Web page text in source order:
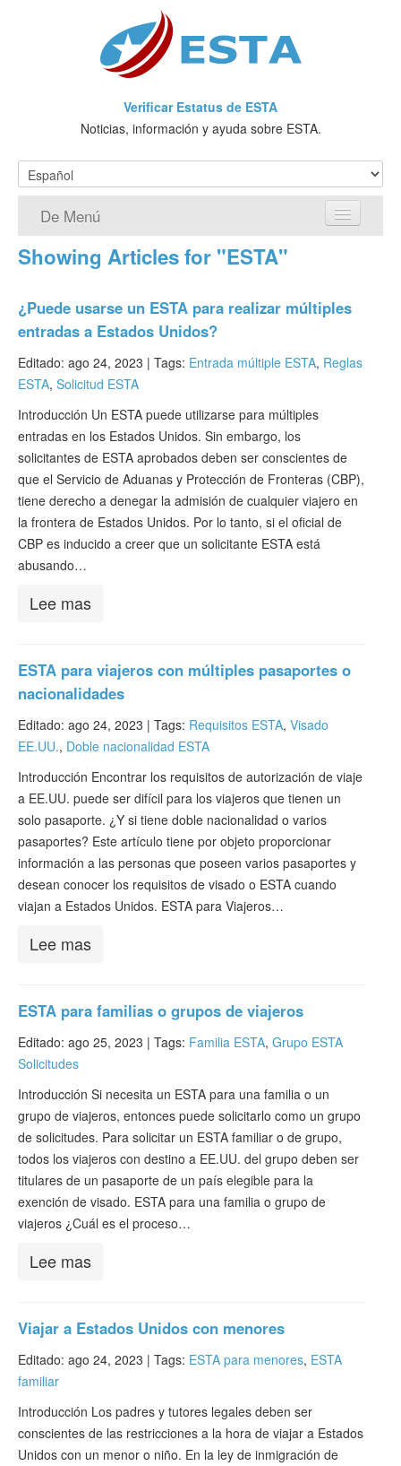
Verificar Estatus de ESTA
Noticias, información y ayuda sobre ESTA.
De Menú
Página de inicio
¿Qué es ESTA?
VWP
Verificar ESTA
ESTA Información
Contacto
Showing Articles for "ESTA"
¿Puede usarse un ESTA para realizar múltiples
entradas a Estados Unidos?
Editado: ago 24, 2023 | Tags: Entrada múltiple ESTA, Reglas
ESTA, Solicitud ESTA
Introducción Un ESTA puede utilizarse para múltiples
entradas en los Estados Unidos. Sin embargo, los
solicitantes de ESTA aprobados deben ser conscientes de
que el Servicio de Aduanas y Protección de Fronteras (CBP),
tiene derecho a denegar la admisión de cualquier viajero en
la frontera de Estados Unidos. Por lo tanto, si el oficial de
CBP es inducido a creer que un solicitante ESTA está
abusando…
Lee mas
ESTA para viajeros con múltiples pasaportes o
nacionalidades
Editado: ago 24, 2023 | Tags: Requisitos ESTA, Visado
EE.UU., Doble nacionalidad ESTA
Introducción Encontrar los requisitos de autorización de viaje
a EE.UU. puede ser difícil para los viajeros que tienen un
solo pasaporte. ¿Y si tiene doble nacionalidad o varios
pasaportes? Este artículo tiene por objeto proporcionar
información a las personas que poseen varios pasaportes y
desean conocer los requisitos de visado o ESTA cuando
viajan a Estados Unidos. ESTA para Viajeros…
Lee mas
ESTA para familias o grupos de viajeros
Editado: ago 25, 2023 | Tags: Familia ESTA, Grupo ESTA
Solicitudes
Introducción Si necesita un ESTA para una familia o un
grupo de viajeros, entonces puede solicitarlo como un grupo
de solicitudes. Para solicitar un ESTA familiar o de grupo,
todos los viajeros con destino a EE.UU. del grupo deben ser
titulares de un pasaporte de un país elegible para la
exención de visado. ESTA para una familia o grupo de
viajeros ¿Cuál es el proceso…
Lee mas
Viajar a Estados Unidos con menores
Editado: ago 24, 2023 | Tags: ESTA para menores, ESTA
familiar
Introducción Los padres y tutores legales deben ser
conscientes de las restricciones a la hora de viajar a Estados
Unidos con un menor o niño. En la ley de inmigración de